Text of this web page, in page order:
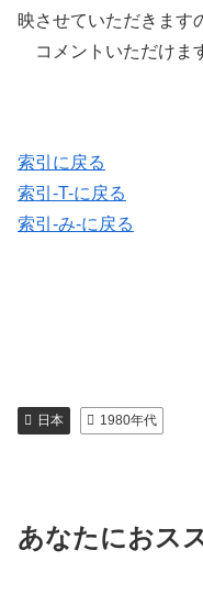
映させていただきます
コメントいただけま
索引に戻る
索引-T-に戻る
索引-み-に戻る
日本 1980年代
あなたにおス